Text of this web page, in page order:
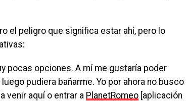
el peligro que significa estar ahí, pero lo
pocas opciones. A mí me gustaría poder
pudiera bañarme. Yo por ahora no busco
venir aquí o entrar a PlanetRomeo [aplicación